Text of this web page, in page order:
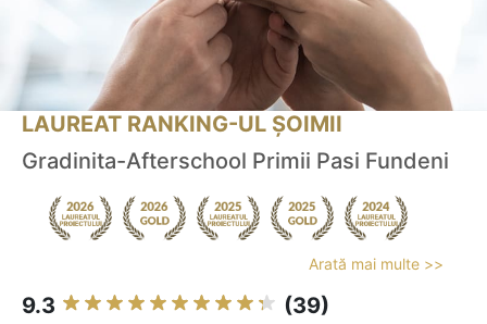
LAUREAT RANKING-UL ȘOIMII
Gradinita-Afterschool Primii Pasi Fundeni
Arată mai multe >>
9.3 (39)